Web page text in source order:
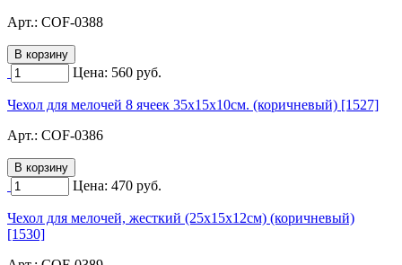
Арт.: COF-0388
Цена: 560 руб.
Чехол для мелочей 8 ячеек 35х15х10см. (коричневый) [1527]
Арт.: COF-0386
Цена: 470 руб.
Чехол для мелочей, жесткий (25х15х12см) (коричневый)
[1530]